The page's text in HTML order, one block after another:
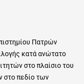
Πατρών
κατά ανώτατο
στο πλαίσιο του
στο πεδίο των